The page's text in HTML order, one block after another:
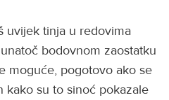
uvijek tinja u redovima
bodovnom zaostatku
moguće, pogotovo ako se
kako su to sinoć pokazale